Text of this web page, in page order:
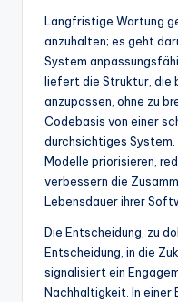
Langfristige Wartung
anzuhalten; es geht
System
liefert die Struktur, die
anzupassen, ohne zu
Codebasis von einer
durchsichtiges System.
Modelle priorisieren,
verbessern die
Lebensdauer ihrer
Die Entscheidung, zu
Entscheidung, in die
signalisiert ein
Nachhaltigkeit. In einer